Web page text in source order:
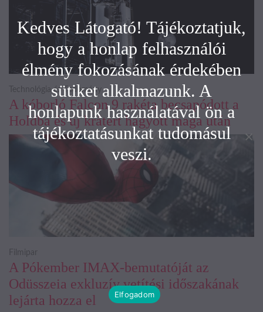
A kóborló Falcon 9 rakéta becsapódott a
Holdba és új krátert hagyott maga után
Technológia és Tudomány
A Pókember IMAX-bemutatóját az
Odüsszeia exkluzív vetítési időszakának
lejárta hozza el
Filmipar
Kedves Látogató! Tájékoztatjuk,
hogy a honlap felhasználói
élmény fokozásának érdekében
sütiket alkalmazunk. A
honlapunk használatával ön a
tájékoztatásunkat tudomásul
veszi.
Elfogadom